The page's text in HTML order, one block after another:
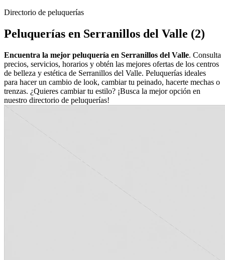
Directorio de peluquerías
Peluquerías en Serranillos del Valle (2)
Encuentra la mejor peluquería en Serranillos del Valle. Consulta
precios, servicios, horarios y obtén las mejores ofertas de los centros
de belleza y estética de Serranillos del Valle. Peluquerías ideales
para hacer un cambio de look, cambiar tu peinado, hacerte mechas o
trenzas. ¿Quieres cambiar tu estilo? ¡Busca la mejor opción en
nuestro directorio de peluquerías!